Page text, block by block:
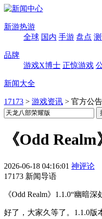
新游热游
全球 国内 手游 盘点
品牌
游戏X博士 正惊游戏
新闻大全
17173 > 游戏资讯 > 官方公告
《Odd
2026-06-18 04:16:01 神评论
17173 新闻导语
《Odd Realm》1.1.0“幽暗
好了，大家久等了。1.1.0版